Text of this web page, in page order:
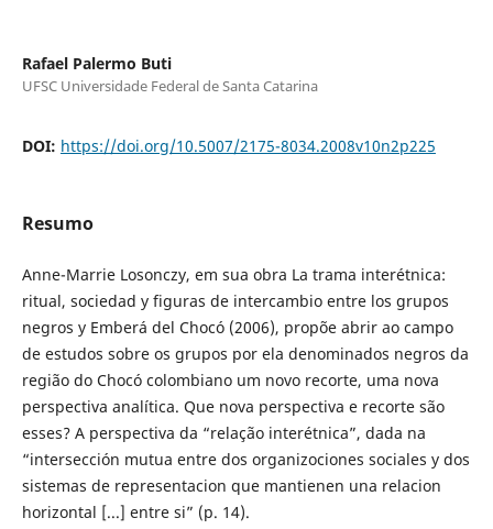
Rafael Palermo Buti
UFSC Universidade Federal de Santa Catarina
DOI: https://doi.org/10.5007/2175-8034.2008v10n2p225
Resumo
Anne-Marrie Losonczy, em sua obra La trama interétnica:
ritual, sociedad y figuras de intercambio entre los grupos
negros y Emberá del Chocó (2006), propõe abrir ao campo
de estudos sobre os grupos por ela denominados negros da
região do Chocó colombiano um novo recorte, uma nova
perspectiva analítica. Que nova perspectiva e recorte são
esses? A perspectiva da “relação interétnica”, dada na
“intersección mutua entre dos organizociones sociales y dos
sistemas de representacion que mantienen una relacion
horizontal [...] entre si” (p. 14).